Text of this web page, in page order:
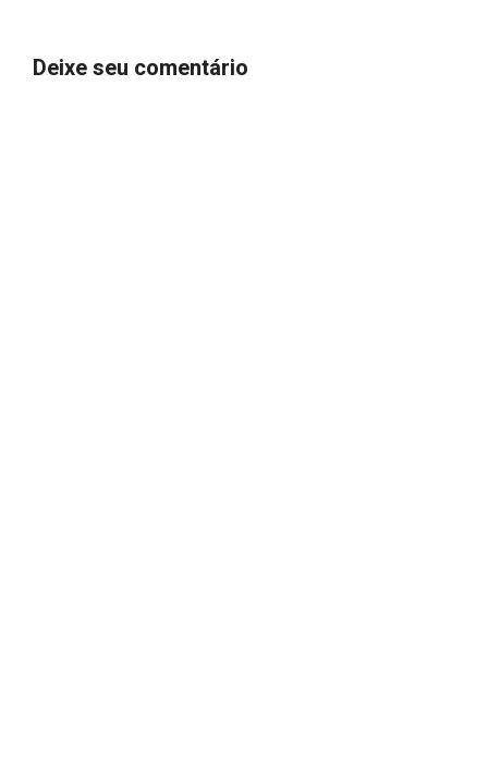
Deixe seu comentário